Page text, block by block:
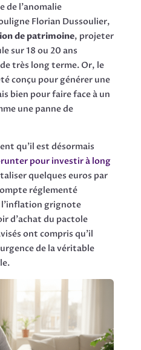
de l’anomalie
Florian Dussoulier,
de patrimoine, projeter
sur 18 ou 20 ans
très long terme. Or, le
conçu pour générer une
bien pour faire face à un
une panne de
qu’il est désormais
pour investir à long
quelques euros par
réglementé
l’inflation grignote
d’achat du pactole
ont compris qu’il
de la véritable